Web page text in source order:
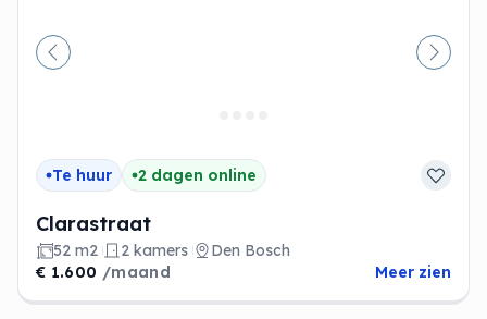
Vorige
Te huur 2 dagen online
Clarastraat
52 m2 2 kamers
Den Bosch
€ 1.600 /maand Meer zien